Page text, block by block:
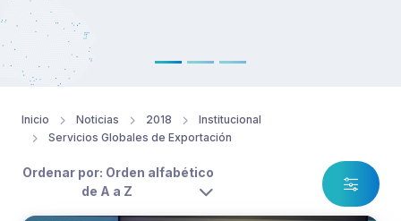
Inicio Noticias 2018
Institucional
Servicios Globales de Exportación
Ordenar por: Orden alfabético
de A a Z